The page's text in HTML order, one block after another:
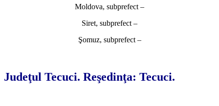
Moldova, subprefect –
Siret, subprefect –
Şomuz, subprefect –
Judeţul Tecuci. Reşedinţa: Tecuci.